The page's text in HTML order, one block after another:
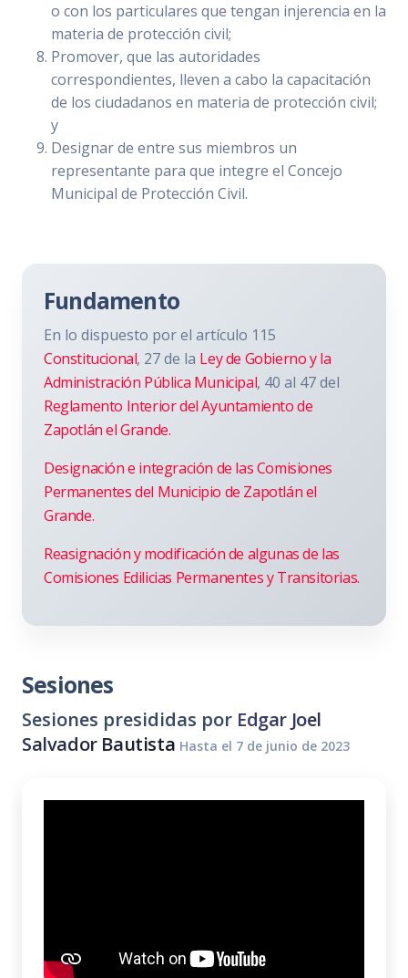
o con los particulares que tengan injerencia en la
materia de protección civil;
Promover, que las autoridades
correspondientes, lleven a cabo la capacitación
de los ciudadanos en materia de protección civil;
y
Designar de entre sus miembros un
representante para que integre el Concejo
Municipal de Protección Civil.
Fundamento
En lo dispuesto por el artículo 115
Constitucional, 27 de la Ley de Gobierno y la
Administración Pública Municipal, 40 al 47 del
Reglamento Interior del Ayuntamiento de
Zapotlán el Grande.
Designación e integración de las Comisiones
Permanentes del Municipio de Zapotlán el
Grande.
Reasignación y modificación de algunas de las
Comisiones Edilicias Permanentes y Transitorias.
Sesiones
Sesiones presididas por Edgar Joel
Salvador Bautista Hasta el 7 de junio de 2023